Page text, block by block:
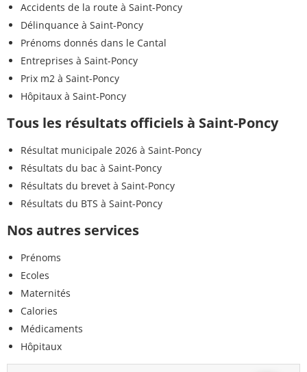
Accidents de la route à Saint-Poncy
Délinquance à Saint-Poncy
Prénoms donnés dans le Cantal
Entreprises à Saint-Poncy
Prix m2 à Saint-Poncy
Hôpitaux à Saint-Poncy
Tous les résultats officiels à Saint-Poncy
Résultat municipale 2026 à Saint-Poncy
Résultats du bac à Saint-Poncy
Résultats du brevet à Saint-Poncy
Résultats du BTS à Saint-Poncy
Nos autres services
Prénoms
Ecoles
Maternités
Calories
Médicaments
Hôpitaux